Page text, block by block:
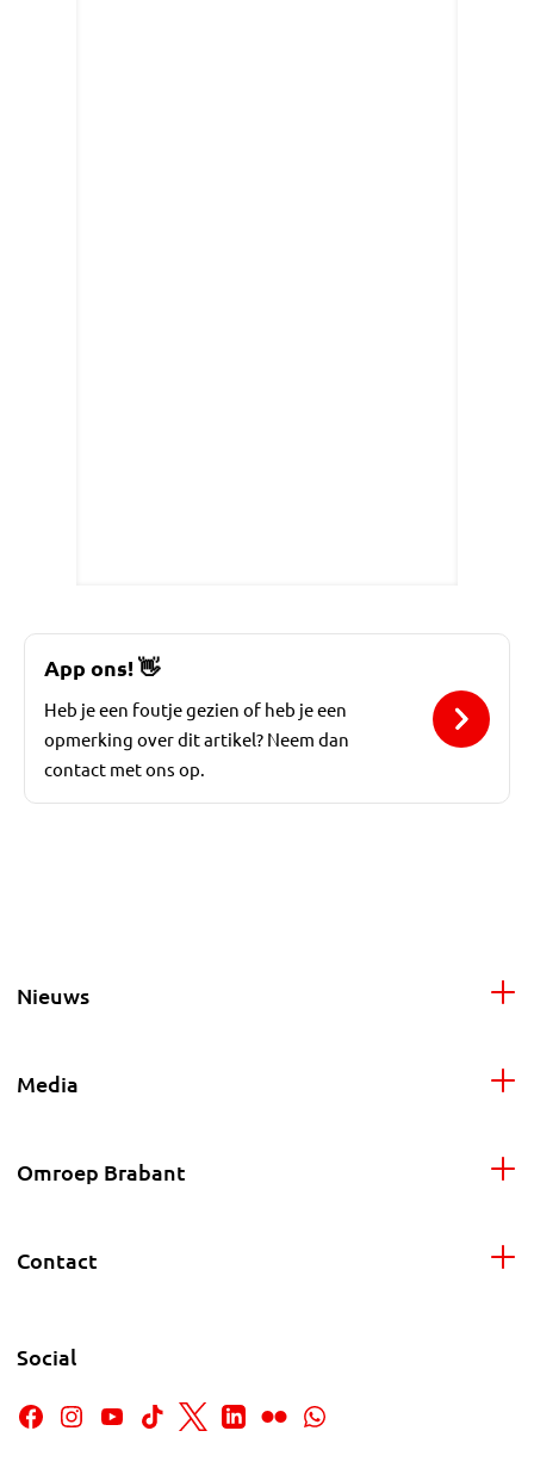
App ons!👋
Heb je een foutje gezien of heb je een
opmerking over dit artikel? Neem dan
contact met ons op.
Nieuws
Media
Omroep Brabant
Contact
Social